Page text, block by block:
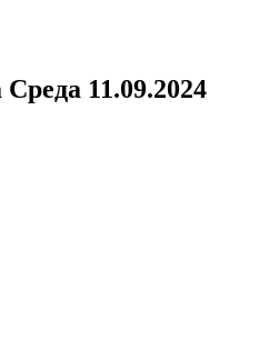
Среда 11.09.2024